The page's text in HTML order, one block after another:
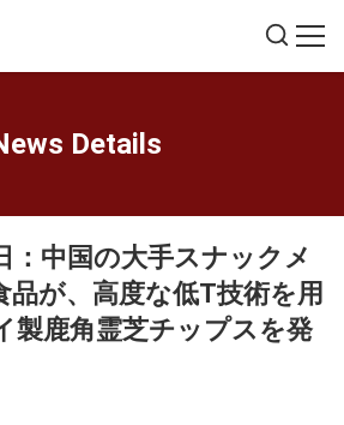
Details
：中国の大手スナックメ
品が、高度な低T技術を用
製鹿角霊芝チップスを発